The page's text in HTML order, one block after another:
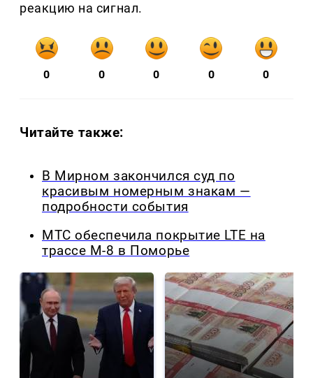
реакцию на сигнал.
0 0 0 0 0
Читайте также:
В Мирном закончился суд по
красивым номерным знакам —
подробности события
МТС обеспечила покрытие LTE на
трассе М-8 в Поморье